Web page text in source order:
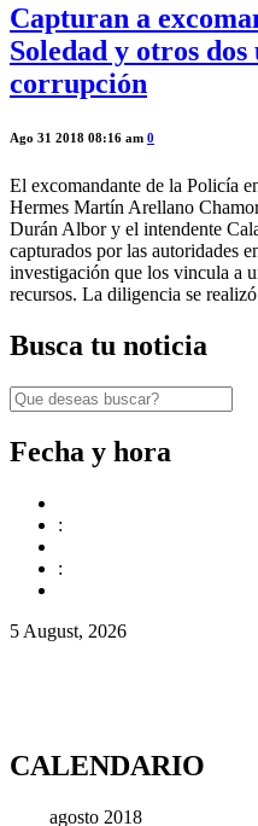
Capturan a
Soledad y otros
corrupción
Ago 31 2018 08:16 am 0
El excomandante de la Policía
Hermes Martín Arellano
Durán Albor y el intendente
capturados por las autoridades
investigación que los vincula a
recursos. La diligencia se
Busca tu noticia
Fecha y hora
:
:
5 August, 2026
CALENDARIO
agosto 2018